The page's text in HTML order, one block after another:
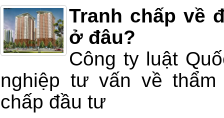
Tranh chấp về
ở đâu?
Công ty luật
nghiệp tư vấn về
chấp đầu tư